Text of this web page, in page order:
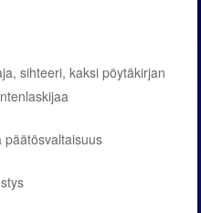
sihteeri, kaksi pöytäkirjan
päätösvaltaisuus